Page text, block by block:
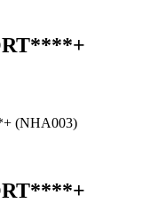
(NHA003)